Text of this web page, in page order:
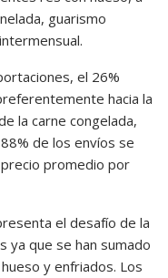
guarismo
el 26%
hacia la
la carne congelada,
de los envíos se
promedio por
el desafío de la
ya que se han sumado
y enfriados. Los